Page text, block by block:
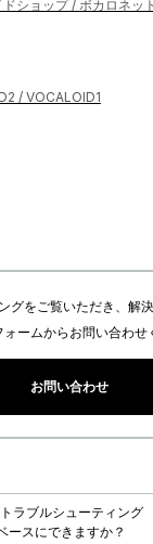
ショップ / ボカロネット
/ VOCALOID1
グをご覧いただき、解
ームからお問い合わせ
お問い合わせ
トラブルシューティング
ースにできますか？